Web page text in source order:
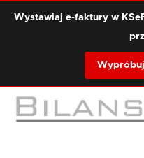
Wystawiaj e-faktury w